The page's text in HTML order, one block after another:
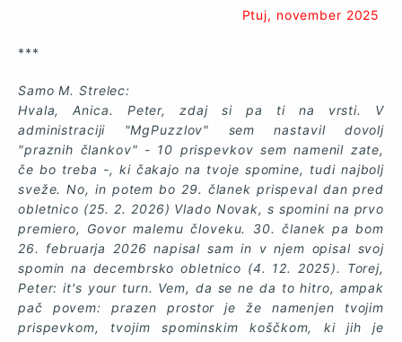
Ptuj, november 2025
***
Samo M. Strelec:
Hvala, Anica. Peter, zdaj si pa ti na vrsti. V
administraciji "MgPuzzlov" sem nastavil dovolj
"praznih člankov" - 10 prispevkov sem namenil zate,
če bo treba -, ki čakajo na tvoje spomine, tudi najbolj
sveže. No, in potem bo 29. članek prispeval dan pred
obletnico (25. 2. 2026) Vlado Novak, s spomini na prvo
premiero, Govor malemu človeku. 30. članek pa bom
26. februarja 2026 napisal sam in v njem opisal svoj
spomin na decembrsko obletnico (4. 12. 2025). Torej,
Peter: it's your turn. Vem, da se ne da to hitro, ampak
pač povem: prazen prostor je že namenjen tvojim
prispevkom, tvojim spominskim koščkom, ki jih je